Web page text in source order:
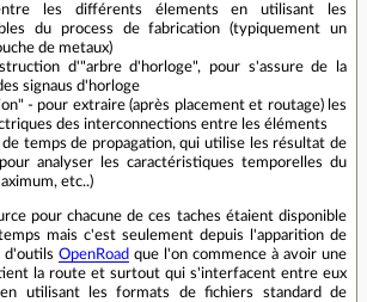
les différents élements en utilisant les
du process de fabrication (typiquement un
de metaux)
d'"arbre d'horloge", pour s'assure de la
signaus d'horloge
- pour extraire (après placement et routage) les
des interconnections entre les éléments
temps de propagation, qui utilise les résultat de
analyser les caractéristiques temporelles du
etc..)
pour chacune de ces taches étaient disponible
mais c'est seulement depuis l'apparition de
d'outilsOpenRoad que l'on commence à avoir une
la route et surtout qui s'interfacent entre eux
utilisant les formats de fichiers standard de